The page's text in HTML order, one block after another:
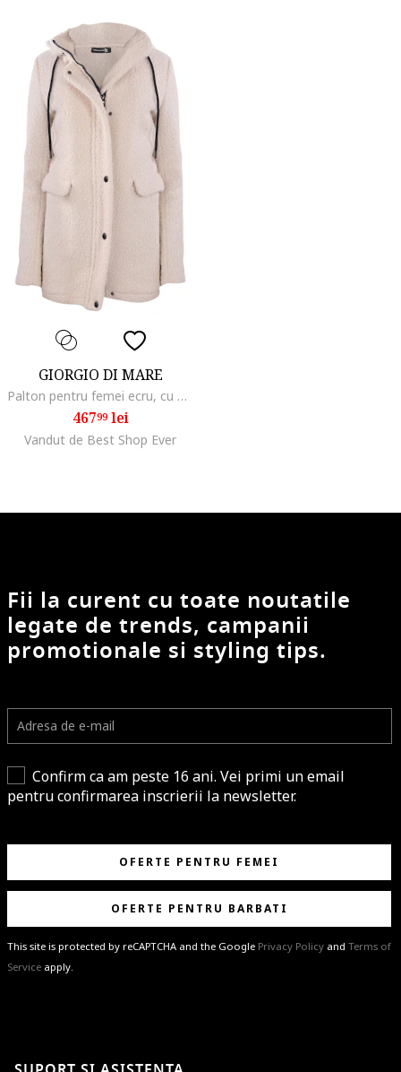
GIORGIO DI MARE
Palton pentru femei ecru, cu gluga, lungime maneca lunga, material poliester,
46799lei
Vandut de Best Shop Ever
Fii la curent cu toate noutatile
legate de trends, campanii
promotionale si styling tips.
Confirm ca am peste 16 ani. Vei primi un email
pentru confirmarea inscrierii la newsletter.
OFERTE PENTRU FEMEI
OFERTE PENTRU BARBATI
This site is protected by reCAPTCHA and the Google Privacy Policy and Terms of
Service apply.